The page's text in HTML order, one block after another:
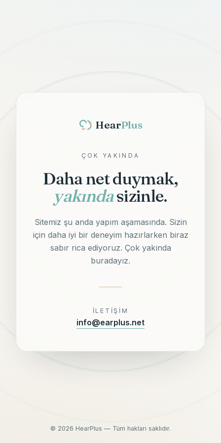
HearPlus
ÇOK YAKINDA
Daha net duymak,
yakındasizinle.
Sitemiz şu anda yapım aşamasında. Sizin
için daha iyi bir deneyim hazırlarken biraz
sabır rica ediyoruz. Çok yakında
buradayız.
İLETIŞIM
info@earplus.net
© 2026 HearPlus — Tüm hakları saklıdır.